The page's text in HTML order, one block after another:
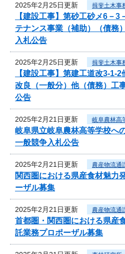
2025年2月25日更新 揖斐土木事
【建設工事】第砂工砂メ6
テナンス事業（補助）（債務
入札公告
2025年2月25日更新 揖斐土木事
【建設工事】第建工道改3-
改良（一般分）他（債務）工
公告
2025年2月21日更新 岐阜農林高
岐阜県立岐阜農林高等学校へ
一般競争入札公告
2025年2月21日更新 農産物流通
関西圏における県産食材魅力
ーザル募集
2025年2月21日更新 農産物流通
首都圏・関西圏における県産
託業務プロポーザル募集